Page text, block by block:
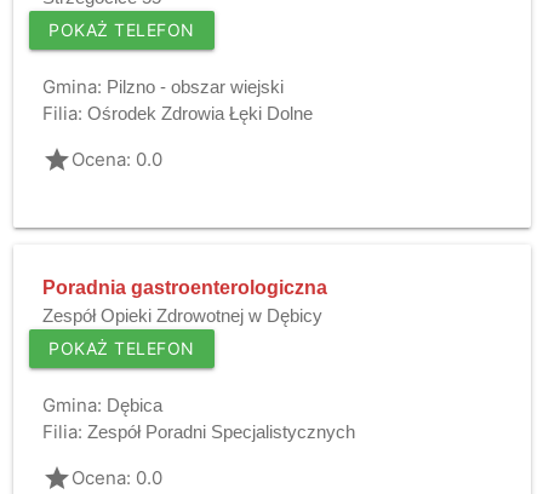
POKAŻ TELEFON
Gmina: Pilzno - obszar wiejski
Filia: Ośrodek Zdrowia Łęki Dolne
gradeOcena: 0.0
Poradnia gastroenterologiczna
Zespół Opieki Zdrowotnej w Dębicy
POKAŻ TELEFON
Gmina: Dębica
Filia: Zespół Poradni Specjalistycznych
gradeOcena: 0.0